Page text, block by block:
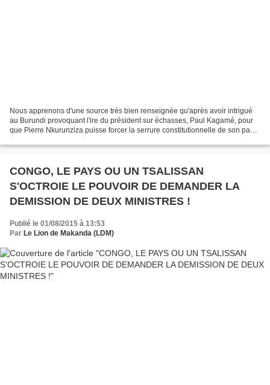
Nous apprenons d'une source très bien renseignée qu'après avoir intrigué
au Burundi provoquant l'ire du président sur échasses, Paul Kagamé, pour
que Pierre Nkurunziza puisse forcer la serrure constitutionnelle de son pays
CONGO, LE PAYS OU UN TSALISSAN
S'OCTROIE LE POUVOIR DE DEMANDER LA
DEMISSION DE DEUX MINISTRES !
Publié le 01/08/2015 à 13:53
Par Le Lion de Makanda (LDM)